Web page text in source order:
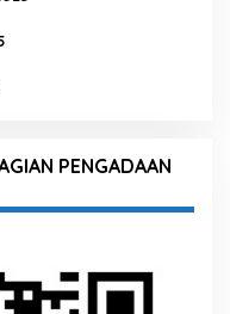
PENGADAAN